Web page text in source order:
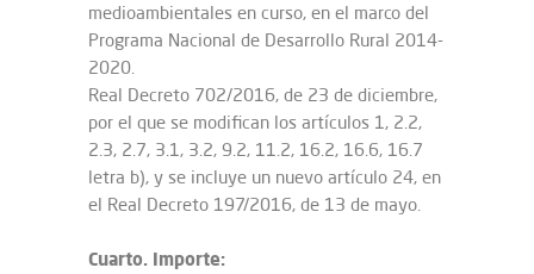
medioambientales en curso, en el marco del
Programa Nacional de Desarrollo Rural 2014-
2020.
Real Decreto 702/2016, de 23 de diciembre,
por el que se modifican los artículos 1, 2.2,
2.3, 2.7, 3.1, 3.2, 9.2, 11.2, 16.2, 16.6, 16.7
letra b), y se incluye un nuevo artículo 24, en
el Real Decreto 197/2016, de 13 de mayo.
Cuarto. Importe: